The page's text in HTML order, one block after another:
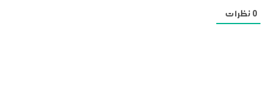
0 نظرات